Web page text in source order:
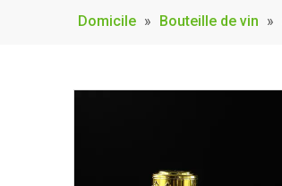
Domicile » Bouteille de vin »